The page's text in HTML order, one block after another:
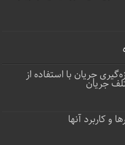
جریان با استفاده از
جریان
و کاربرد آنها